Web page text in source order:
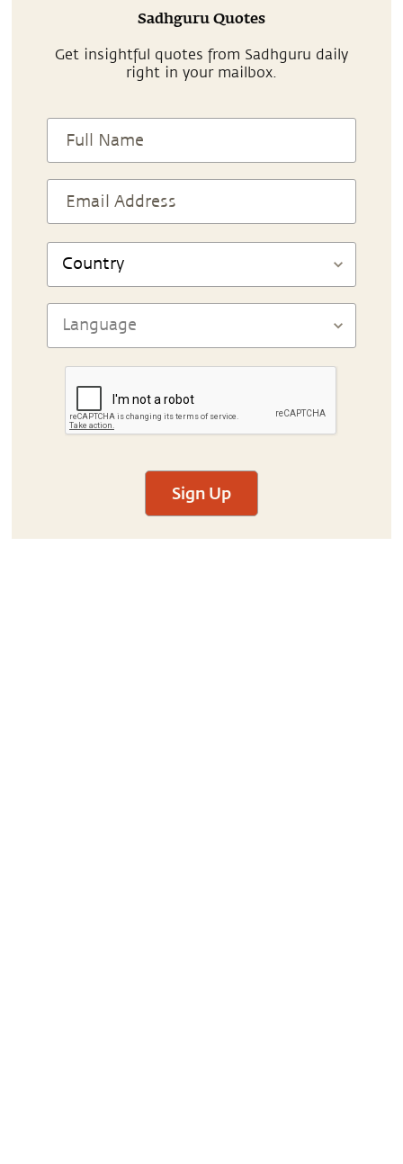
Sadhguru Quotes
Get insightful quotes from Sadhguru daily
right in your mailbox.
Sign Up